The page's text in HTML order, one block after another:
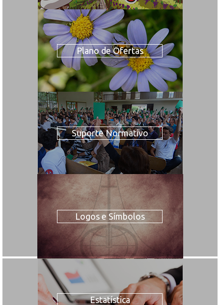
Plano de Ofertas
Suporte Normativo
Logos e Símbolos
Estatística